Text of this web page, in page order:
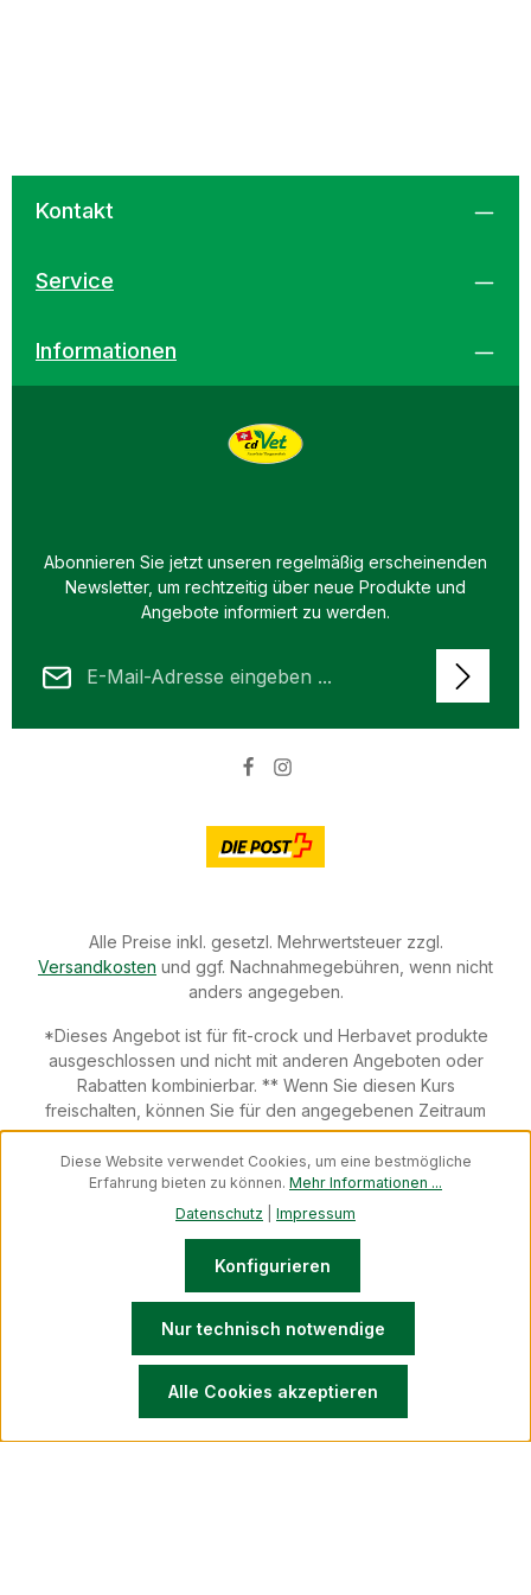
Kontakt
Service
Informationen
Abonnieren Sie jetzt unseren regelmäßig erscheinenden
Newsletter, um rechtzeitig über neue Produkte und
Angebote informiert zu werden.
Datenschutz
Datenschutzbestimmungen
Alle Preise inkl. gesetzl. Mehrwertsteuer zzgl.
Versandkosten und ggf. Nachnahmegebühren, wenn nicht
anders angegeben.
*Dieses Angebot ist für fit-crock und Herbavet produkte
ausgeschlossen und nicht mit anderen Angeboten oder
Rabatten kombinierbar. ** Wenn Sie diesen Kurs
freischalten, können Sie für den angegebenen Zeitraum
ab dem Tag der Freischaltung auf alle vom Tutor
bereitgestellten Inhalte und digitalen Lernmaterialien
innerhalb dieses Kurses zugreifen. Wenn Sie diesen Kurs
für mehr als einmal kaufen, wird die Abonnementzeit
addiert.
© 2026 cdVet Naturprodukte Schweiz - with
Exklusivpartner werdenKontakt Schweiz
cdVet.ch Händler werdenFachberater werden
NewsletterBlog Vertrag widerrufen
Diese Website verwendet Cookies, um eine bestmögliche
Erfahrung bieten zu können. Mehr Informationen ...
Datenschutz
Impressum
Nur technisch notwendige
Konfigurieren
Alle Cookies akzeptieren